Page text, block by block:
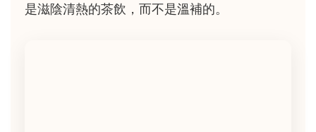
是滋陰清熱的茶飲，而不是溫補的。